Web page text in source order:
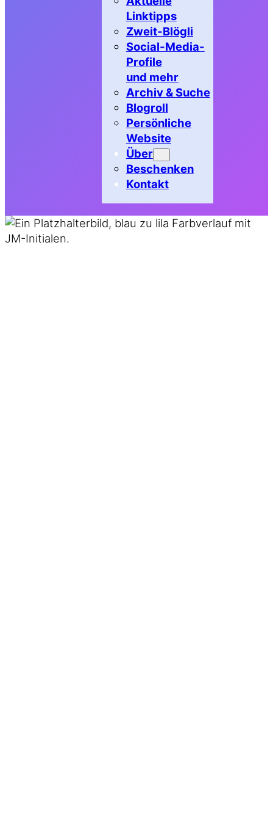
Linktipps
Zweit-Blögli
Social-Media-
Profile
und mehr
Archiv & Suche
Blogroll
Persönliche
Website
Über
Beschenken
Kontakt